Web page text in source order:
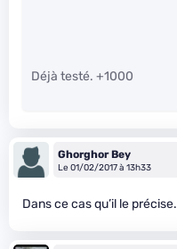
Déjà testé. +1000
Ghorghor Bey
Le 01/02/2017 à 13h33
Dans ce cas qu’il le précise.